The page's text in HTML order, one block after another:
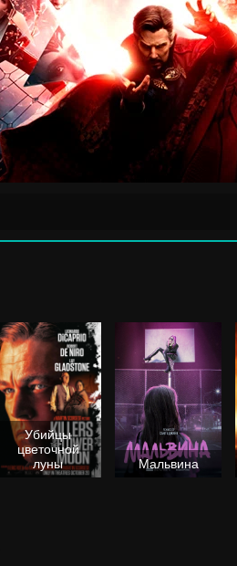
Убийцы
цветочной
луны
Мальвина